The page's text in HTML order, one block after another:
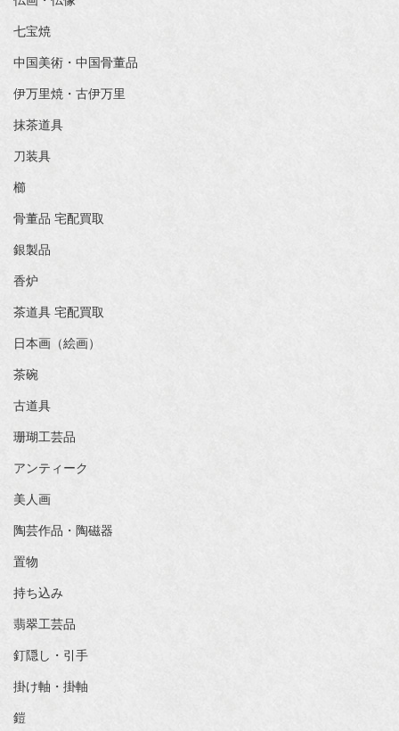
七宝焼
中国美術・中国骨董品
伊万里焼・古伊万里
抹茶道具
刀装具
櫛
骨董品 宅配買取
銀製品
香炉
茶道具 宅配買取
日本画（絵画）
茶碗
古道具
珊瑚工芸品
アンティーク
美人画
陶芸作品・陶磁器
置物
持ち込み
翡翠工芸品
釘隠し・引手
掛け軸・掛軸
鎧